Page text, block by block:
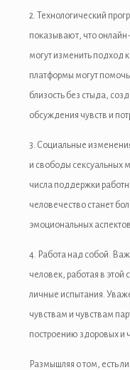
2. Технологический
показывают, что
могут изменить подход
платформы могут
близость без стыда,
обсуждения чувств и
3. Социальные
и свободы сексуальных
числа поддержки
человечество станет
эмоциональных
4. Работа над собой.
человек, работая в этой
личные испытания.
чувствам и чувствам
построению здоровых и
Размышляя о том, есть